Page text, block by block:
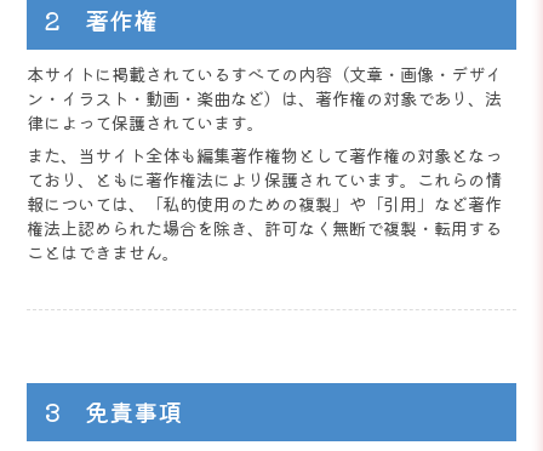
2 著作権
本サイトに掲載されているすべての内容（文章・画像・デザイ
ン・イラスト・動画・楽曲など）は、著作権の対象であり、法
律によって保護されています。
また、当サイト全体も編集著作権物として著作権の対象となっ
ており、ともに著作権法により保護されています。これらの情
報については、「私的使用のための複製」や「引用」など著作
権法上認められた場合を除き、許可なく無断で複製・転用する
ことはできません。
3 免責事項